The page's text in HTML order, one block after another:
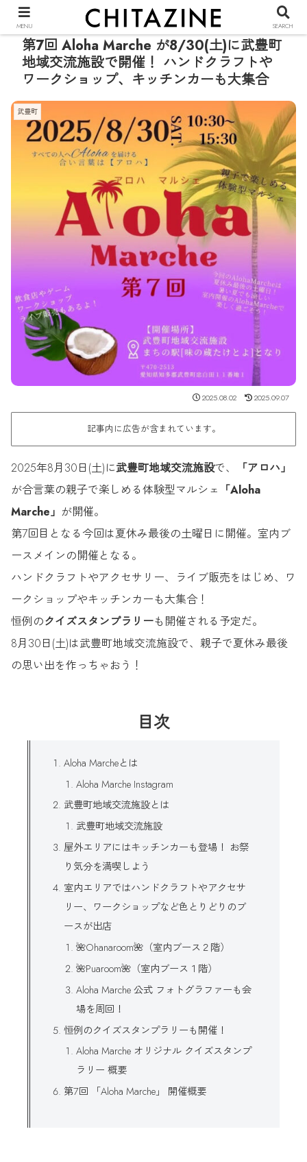
第7回 Aloha Marche が8/30(土)に武豊町
地域交流施設で開催！ ハンドクラフトや
ワークショップ、キッチンカーも大集合
武豊町
2025.08.02 2025.09.07
記事内に広告が含まれています。
2025年8月30日(土)に武豊町地域交流施設で、
「アロハ」
が合言葉の親子で楽しめる体験型マルシェ 「Aloha
Marche」 が開催。
第7回目となる今回は夏休み最後の土曜日に開催。室内ブ
ースメインの開催となる。
ハンドクラフトやアクセサリー、ライブ販売をはじめ、ワ
ークショップやキッチンカーも大集合！
恒例のクイズスタンプラリーも開催される予定だ。
8月30日(土)は武豊町地域交流施設で、親子で夏休み最後
の思い出を作っちゃおう！
目次
Aloha Marcheとは
Aloha Marche Instagram
武豊町地域交流施設とは
武豊町地域交流施設
屋外エリアにはキッチンカーも登場！ お祭
り気分を満喫しよう
室内エリアではハンドクラフトやアクセサ
リー、ワークショップなど色とりどりのブ
ースが出店
🌺Ohanaroom🌺（室内ブース２階）
🌺Puaroom🌺（室内ブース１階）
Aloha Marche 公式 フォトグラファーも会
場を周回！
恒例のクイズスタンプラリーも開催！
Aloha Marche オリジナル クイズスタンプ
ラリー 概要
第7回 「Aloha Marche」 開催概要
MENU SEARCH